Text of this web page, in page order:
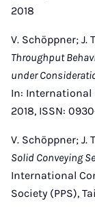
2018
V. Schöppner; J.
Throughput
under
In: International
2018, ISSN:
V. Schöppner; J.
Solid Conveying
International
Society (PPS),